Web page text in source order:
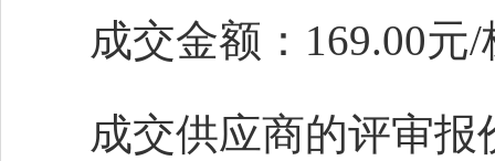
成交金额： 169.00元/
成交供应商的评审报